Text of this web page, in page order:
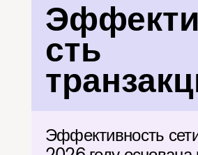
сть
Эффективность